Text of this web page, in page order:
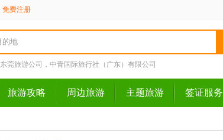
免费注册
东莞旅游公司，中青国际旅行社（广东）有限公司
旅游攻略 周边旅游 主题旅游 签证服务